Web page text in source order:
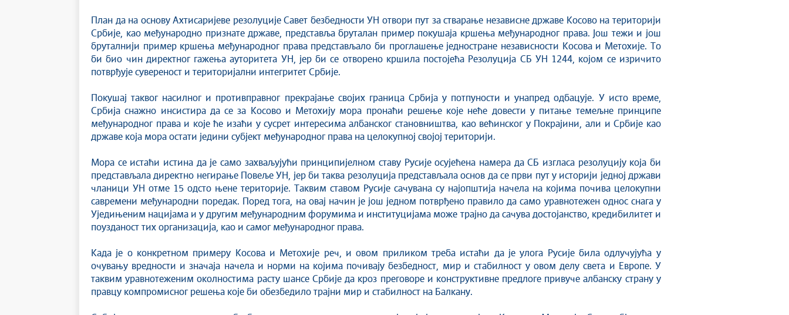
План да на основу Ахтисаријеве резолуције Савет безбедности УН отвори пут за стварање независне државе Косово на територији
Србије, као међународно признате државе, представља бруталан пример покушаја кршења међународног права. Још тежи и још
бруталнији пример кршења међународног права представљало би проглашење једностране независности Косова и Метохије. То
би био чин директног гажења ауторитета УН, јер би се отворено кршила постојећа Резолуција СБ УН 1244, којом се изричито
потврђује сувереност и територијални интегритет Србије.
Покушај таквог насилног и противправног прекрајање својих граница Србија у потпуности и унапред одбацује. У исто време,
Србија снажно инсистира да се за Косово и Метохију мора пронаћи решење које неће довести у питање темељне принципе
међународног права и које ће изаћи у сусрет интересима албанског становништва, као већинског у Покрајини, али и Србије као
државе која мора остати једини субјект међународног права на целокупној својој територији.
Мора се истаћи истина да је само захваљујући принципијелном ставу Русије осујећена намера да СБ изгласа резолуцију која би
представљала директно негирање Повеље УН, јер би таква резолуција представљала основ да се први пут у историји једној држави
чланици УН отме 15 одсто њене територије. Таквим ставом Русије сачувана су најопштија начела на којима почива целокупни
савремени међународни поредак. Поред тога, на овај начин је још једном потврђено правило да само уравнотежен однос снага у
Уједињеним нацијама и у другим међународним форумима и институцијама може трајно да сачува достојанство, кредибилитет и
поузданост тих организација, као и самог међународног права.
Када је о конкретном примеру Косова и Метохије реч, и овом приликом треба истаћи да је улога Русије била одлучујућа у
очувању вредности и значаја начела и норми на којима почивају безбедност, мир и стабилност у овом делу света и Европе. У
таквим уравнотеженим околностима расту шансе Србије да кроз преговоре и конструктивне предлоге привуче албанску страну у
правцу компромисног решења које би обезбедило трајни мир и стабилност на Балкану.